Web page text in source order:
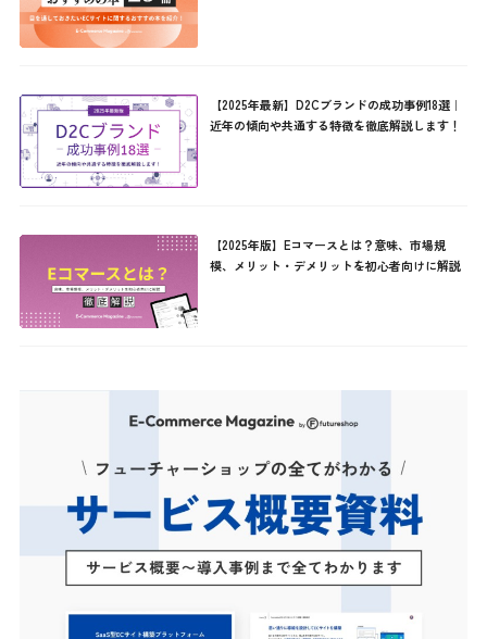
【2025年最新】D2Cブランドの成功事例18選｜
近年の傾向や共通する特徴を徹底解説します！
【2025年版】Eコマースとは？意味、市場規
模、メリット・デメリットを初心者向けに解説